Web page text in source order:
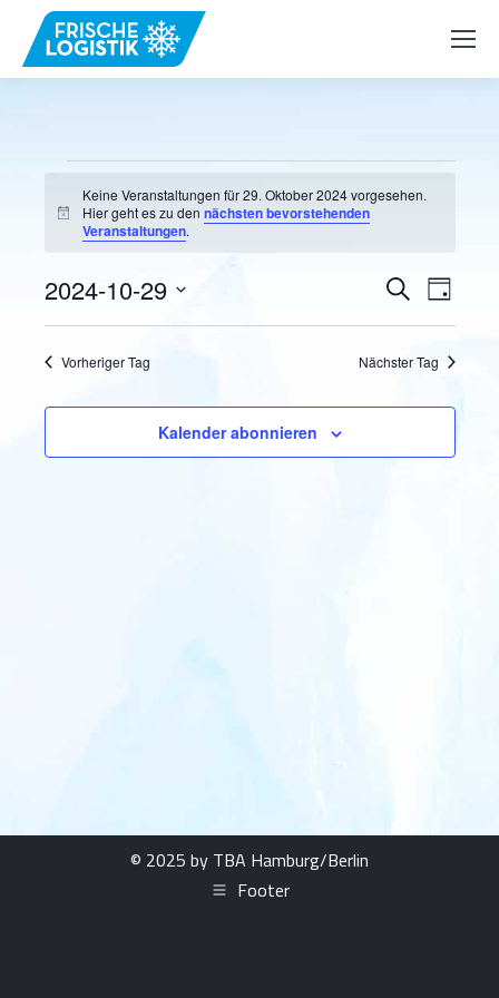
Veranstaltungen
29.
Oktober
2024
Hinweis
Keine Veranstaltungen für 29. Oktober 2024 vorgesehen.
Hier geht es zu dennächsten bevorstehenden
Veranstaltungen.
Suche
und
SucheTag
2024-10-29
Datum
wählen.
Vorheriger Tag Nächster Tag
Kalender abonnieren
© 2025 by TBA Hamburg/Berlin
Footer